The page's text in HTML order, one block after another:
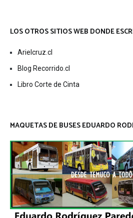
LOS OTROS SITIOS WEB DONDE
Arielcruz.cl
Blog Recorrido.cl
Libro Corte de Cinta
MAQUETAS DE BUSES EDUARDO